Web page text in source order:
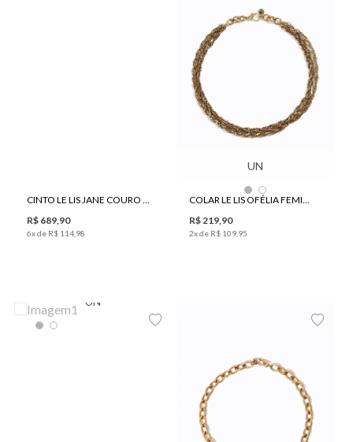
CINTO LE LIS JANE COURO FEMININO
R$ 689 90
6x de R$ 114 98
UN
COLAR LE LIS OFÉLIA FEMININO
R$ 219 90
2x de R$ 109 95
UN